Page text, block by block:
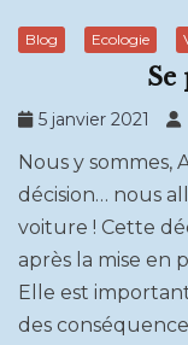
Blog Ecologie
Se
5 janvier 2021
Nous y sommes,
décision… nous
voiture ! Cette
après la mise en
Elle est
des